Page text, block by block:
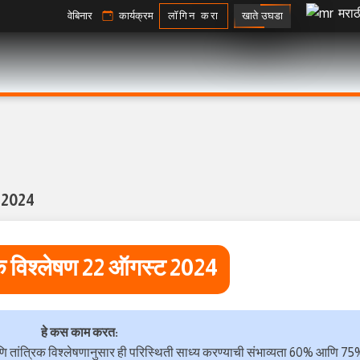
वेबिनार कार्यक्रम लॉगिन करा खाते उघडा
विश्लेषण 22 ऑगस्ट 2024
हे कस काम करत:
विश्लेषणानुसार ही परिस्थिती साध्य करण्याची संभाव्यता 60% आणि